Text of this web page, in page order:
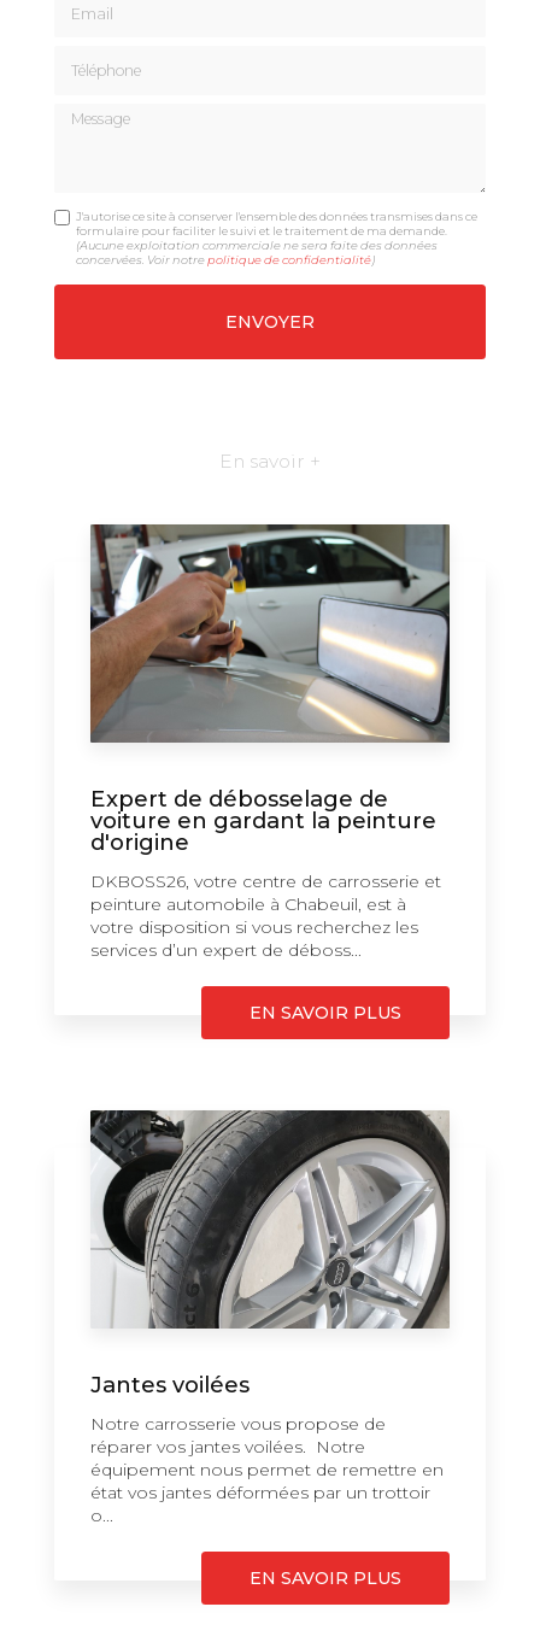
Message
J'autorise ce site à conserver l'ensemble des données transmises dans ce
formulaire pour faciliter le suivi et le traitement de ma demande.
(Aucune exploitation commerciale ne sera faite des données
concervées. Voir notrepolitique de confidentialité)
En savoir +
Expert de débosselage de
voiture en gardant la peinture
d'origine
DKBOSS26, votre centre de carrosserie et
peinture automobile à Chabeuil, est à
votre disposition si vous recherchez les
services d’un expert de déboss...
EN SAVOIR PLUS
Jantes voilées
Notre carrosserie vous propose de
réparer vos jantes voilées. Notre
équipement nous permet de remettre en
état vos jantes déformées par un trottoir
o...
EN SAVOIR PLUS